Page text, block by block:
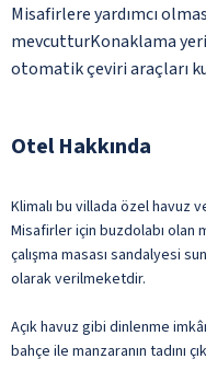
Misafirlere yardımcı
mevcutturKonaklama
otomatik çeviri araçları
Otel Hakkında
Klimalı bu villada özel havuz
Misafirler için buzdolabı olan
çalışma masası sandalyesi
olarak verilmeketdir.
Açık havuz gibi dinlenme
bahçe ile manzaranın tadını